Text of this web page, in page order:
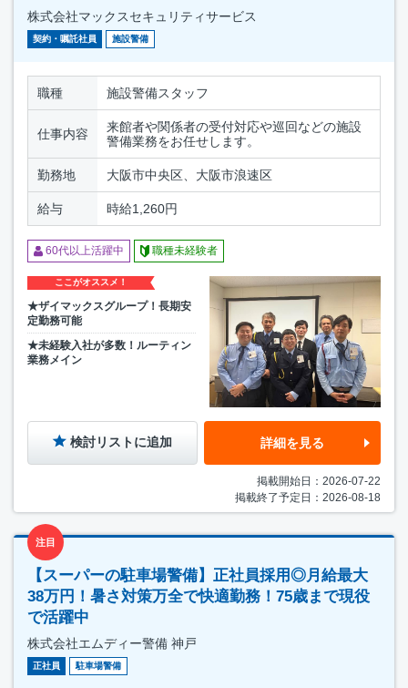
株式会社マックスセキュリティサービス
契約・嘱託社員 施設警備
職種 施設警備スタッフ
仕事内容
来館者や関係者の受付対応や巡回などの施設
警備業務をお任せします。
勤務地 大阪市中央区、大阪市浪速区
給与 時給1,260円
60代以上活躍中 職種未経験者
ここがオススメ！
★ザイマックスグループ！長期安
定勤務可能
★未経験入社が多数！ルーティン
業務メイン
検討リストに追加 詳細を見る
掲載開始日：2026-07-22
掲載終了予定日：2026-08-18
注目
【スーパーの駐車場警備】正社員採用◎月給最大
38万円！暑さ対策万全で快適勤務！75歳まで現役
で活躍中
株式会社エムディー警備 神戸
正社員 駐車場警備